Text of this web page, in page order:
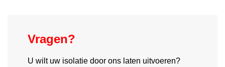
Vragen?
U wilt uw isolatie door ons laten uitvoeren?